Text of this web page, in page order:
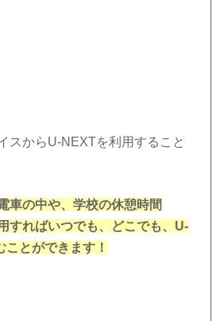
スからU-NEXTを利用すること
車の中や、学校の休憩時間
すればいつでも、どこでも、U-
ことができます！